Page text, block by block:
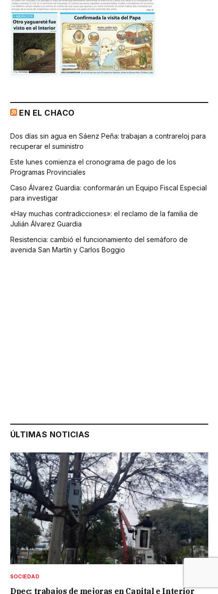
EN EL CHACO
Dos días sin agua en Sáenz Peña: trabajan a contrareloj para
recuperar el suministro
Este lunes comienza el cronograma de pago de los
Programas Provinciales
Caso Álvarez Guardia: conformarán un Equipo Fiscal Especial
para investigar
«Hay muchas contradicciones»: el reclamo de la familia de
Julián Álvarez Guardia
Resistencia: cambió el funcionamiento del semáforo de
avenida San Martín y Carlos Boggio
ÚLTIMAS NOTICIAS
SOCIEDAD
Dpec: trabajos de mejoras en Capital e Interior